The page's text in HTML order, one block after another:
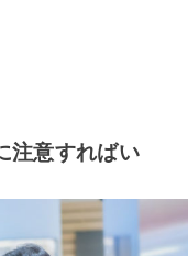
注意すればい